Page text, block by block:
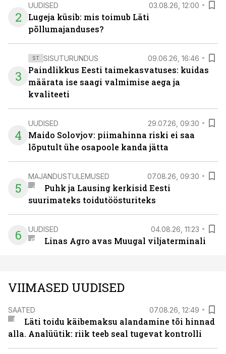
2
UUDISED 03.08.26, 12:00
Lugeja küsib: mis toimub Läti
põllumajanduses?
3
ST SISUTURUNDUS 09.06.26, 16:46
Paindlikkus Eesti taimekasvatuses: kuidas
määrata ise saagi valmimise aega ja
kvaliteeti
4
UUDISED 29.07.26, 09:30
Maido Solovjov: piimahinna riski ei saa
lõputult ühe osapoole kanda jätta
5
MAJANDUSTULEMUSED 07.08.26, 09:30
Puhk ja Lausing kerkisid Eesti
suurimateks toidutöösturiteks
6 UUDISED 04.08.26, 11:23
Linas Agro avas Muugal viljaterminali
VIIMASED UUDISED
SAATED 07.08.26, 12:49
Läti toidu käibemaksu alandamine tõi hinnad
alla. Analüütik: riik teeb seal tugevat kontrolli